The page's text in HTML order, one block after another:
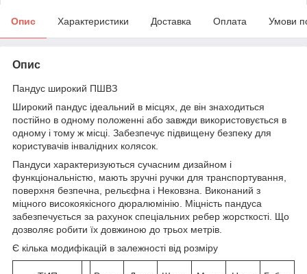
Опис Характеристики Доставка Оплата Умови
Опис
Пандус широкий ПШВЗ
Широкий пандус ідеальний в місцях, де він знаходиться
постійно в одному положенні або завжди використовується в
одному і тому ж місці. Забезпечує підвищену безпеку для
користувачів інвалідних колясок.
Пандуси характеризуються сучасним дизайном і
функціональністю, мають зручні ручки для транспортування,
поверхня безпечна, рельєфна і Нековзна. Виконаний з
міцного високоякісного дюралюмінію. Міцність пандуса
забезпечується за рахунок спеціальних ребер жорсткості. Що
дозволяє робити їх довжиною до трьох метрів.
Є кілька модифікацій в залежності від розміру